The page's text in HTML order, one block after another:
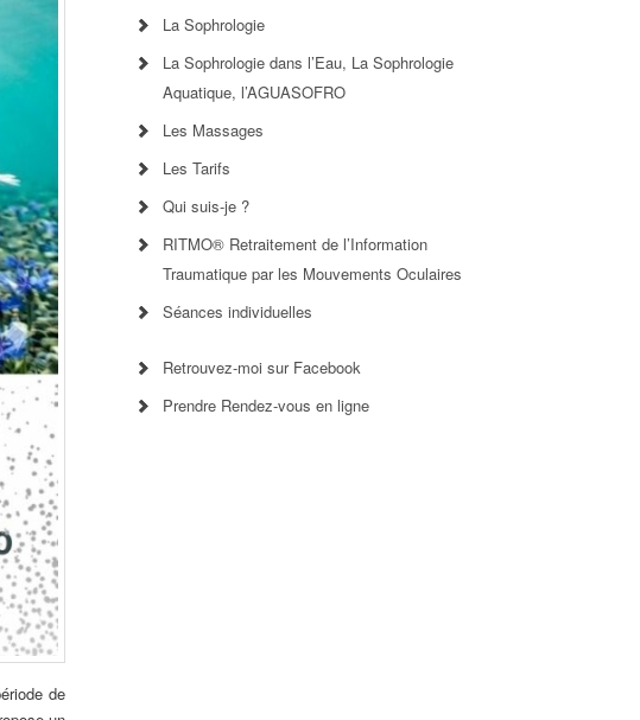
de
La Sophrologie
La Sophrologie dans l’Eau, La Sophrologie
Aquatique, l’AGUASOFRO
Les Massages
Les Tarifs
Qui suis-je ?
RITMO® Retraitement de l’Information
Traumatique par les Mouvements Oculaires
Séances individuelles
Retrouvez-moi sur Facebook
Prendre Rendez-vous en ligne